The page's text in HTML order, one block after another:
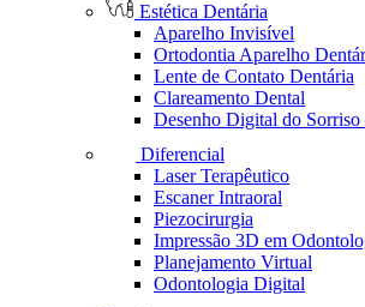
Estética Dentária
Aparelho Invisível
Ortodontia Aparelho
Lente de Contato Dentária
Clareamento Dental
Desenho Digital do
Diferencial
Laser Terapêutico
Escaner Intraoral
Piezocirurgia
Impressão 3D em
Planejamento Virtual
Odontologia Digital